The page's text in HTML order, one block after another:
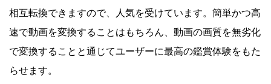
相互転換できますので、人気を受けています。簡単かつ高
速で動画を変換することはもちろん、動画の画質を無劣化
で変換することと通じてユーザーに最高の鑑賞体験をもた
らせます。